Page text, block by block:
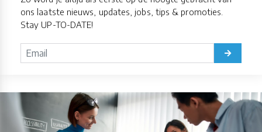
ons laatste nieuws, updates, jobs, tips & promoties.
Stay UP-TO-DATE!